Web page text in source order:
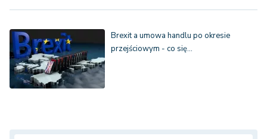
Brexit a umowa handlu po okresie
przejściowym - co się…